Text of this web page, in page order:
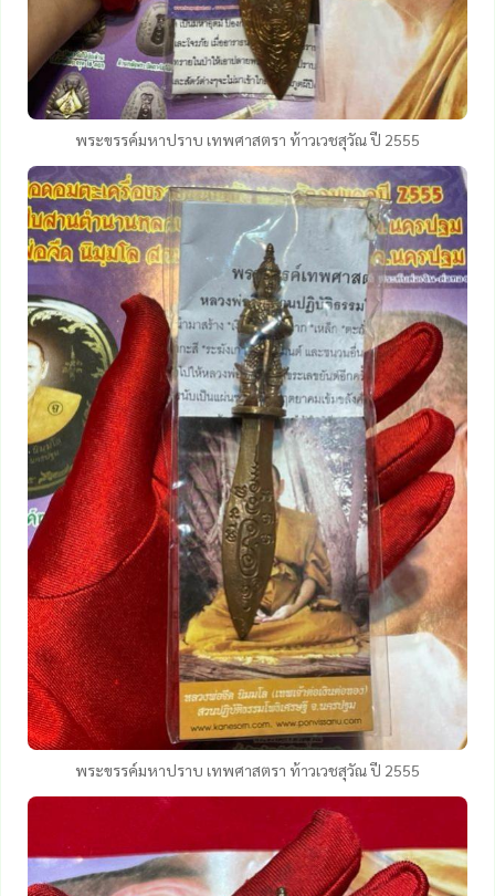
พระขรรค์มหาปราบ เทพศาสตรา ท้าวเวชสุวัณ ปี 2555
พระขรรค์มหาปราบ เทพศาสตรา ท้าวเวชสุวัณ ปี 2555